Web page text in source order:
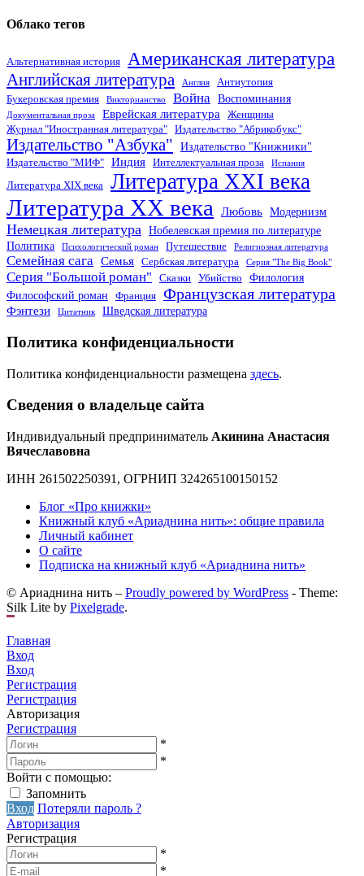
Облако тегов
Альтернативная история Американская литература
Английская литература Англия
Антиутопия
Букеровская премия
Викторианство Война Воспоминания
Документальная проза Еврейская литература
Женщины
Журнал "Иностранная литература"
Издательство "Абрикобукс"
Издательство "Азбука" Издательство "Книжники"
Издательство "МИФ" Индия Интеллектуальная проза Испания
Литература XIX века Литература XXI века
Литература XX века Любовь Модернизм
Немецкая литература Нобелевская премия по литературе
Политика
Психологический роман Путешествие Религиозная литература
Семейная сага Семья Сербская литература Серия "The Big Book"
Серия "Большой роман" Сказки Убийство
Филология
Философский роман
Франция Французская литература
Фэнтези Цитатник Шведская литература
Политика конфиденциальности
Политика конфиденциальности размещена здесь.
Сведения о владельце сайта
Индивидуальный предприниматель Акинина Анастасия
Вячеславовна
ИНН 261502250391, ОГРНИП 324265100150152
Блог «Про книжки»
Книжный клуб «Ариаднина нить»: общие правила
Личный кабинет
О сайте
Подписка на книжный клуб «Ариаднина нить»
© Ариаднина нить – Proudly powered by WordPress - Theme:
Silk Lite by Pixelgrade.
Главная
Вход
Вход
Регистрация
Регистрация
Авторизация
Регистрация
*
*
Войти с помощью:
Запомнить
Вход Потеряли пароль ?
Авторизация
Регистрация
*
*